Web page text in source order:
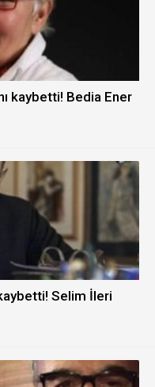
kaybetti! Bedia Ener
Selim İleri